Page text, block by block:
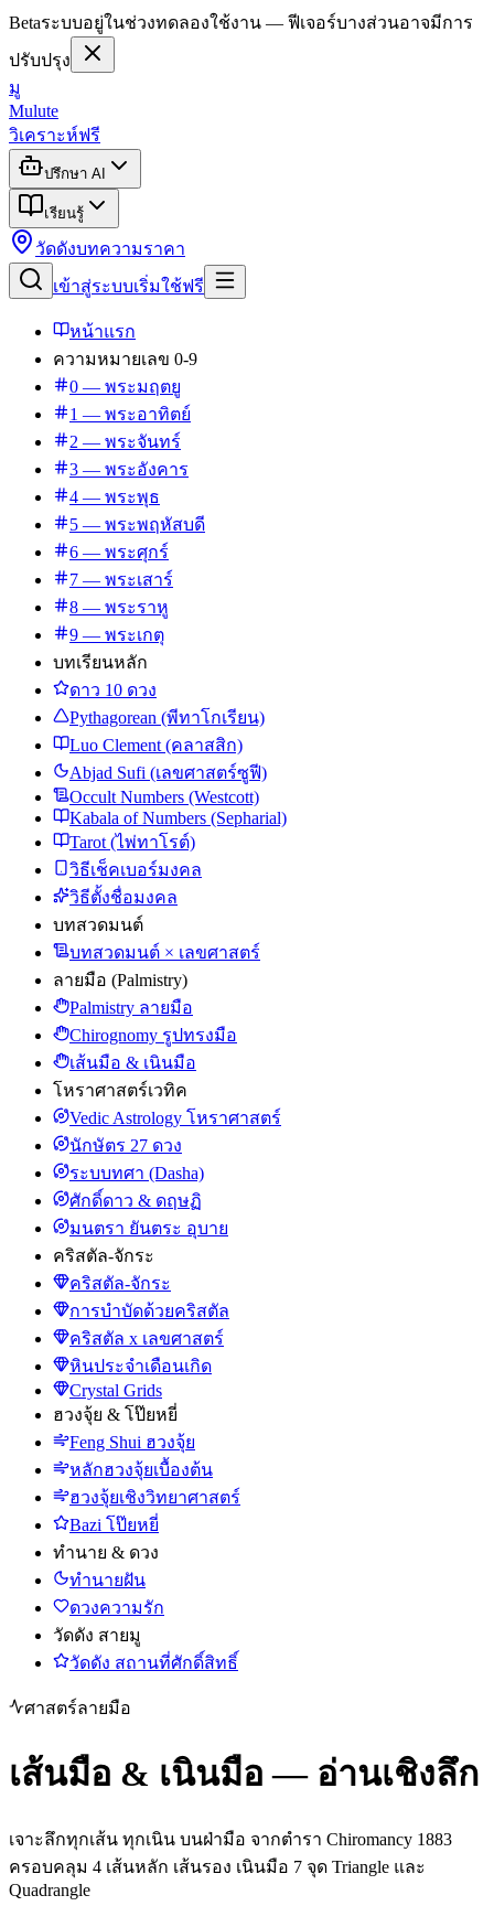
Betaระบบอยู่ในช่วงทดลองใช้งาน — ฟีเจอร์บางส่วนอาจมีการ
ปรับปรุง
มู
Mulute
วิเคราะห์ฟรี
ปรึกษา AI
เรียนรู้
วัดดังบทความราคา
เข้าสู่ระบบเริ่มใช้ฟรี
หน้าแรก
ความหมายเลข 0-9
0 — พระมฤตยู
1 — พระอาทิตย์
2 — พระจันทร์
3 — พระอังคาร
4 — พระพุธ
5 — พระพฤหัสบดี
6 — พระศุกร์
7 — พระเสาร์
8 — พระราหู
9 — พระเกตุ
บทเรียนหลัก
ดาว 10 ดวง
Pythagorean (พีทาโกเรียน)
Luo Clement (คลาสสิก)
Abjad Sufi (เลขศาสตร์ซูฟี)
Occult Numbers (Westcott)
Kabala of Numbers (Sepharial)
Tarot (ไพ่ทาโรต์)
วิธีเช็คเบอร์มงคล
วิธีตั้งชื่อมงคล
บทสวดมนต์
บทสวดมนต์ × เลขศาสตร์
ลายมือ (Palmistry)
Palmistry ลายมือ
Chirognomy รูปทรงมือ
เส้นมือ & เนินมือ
โหราศาสตร์เวทิค
Vedic Astrology โหราศาสตร์
นักษัตร 27 ดวง
ระบบทศา (Dasha)
ศักดิ์ดาว & ดฤษฏิ
มนตรา ยันตระ อุบาย
คริสตัล-จักระ
คริสตัล-จักระ
การบำบัดด้วยคริสตัล
คริสตัล x เลขศาสตร์
หินประจำเดือนเกิด
Crystal Grids
ฮวงจุ้ย & โป๊ยหยี่
Feng Shui ฮวงจุ้ย
หลักฮวงจุ้ยเบื้องต้น
ฮวงจุ้ยเชิงวิทยาศาสตร์
Bazi โป๊ยหยี่
ทำนาย & ดวง
ทำนายฝัน
ดวงความรัก
วัดดัง สายมู
วัดดัง สถานที่ศักดิ์สิทธิ์
ศาสตร์ลายมือ
เส้นมือ & เนินมือ — อ่านเชิงลึก
เจาะลึกทุกเส้น ทุกเนิน บนฝ่ามือ จากตำรา Chiromancy 1883
ครอบคลุม 4 เส้นหลัก เส้นรอง เนินมือ 7 จุด Triangle และ
Quadrangle